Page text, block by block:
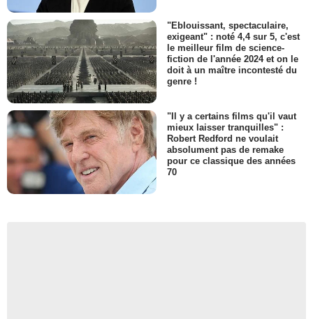
"Eblouissant, spectaculaire,
exigeant" : noté 4,4 sur 5, c'est
le meilleur film de science-
fiction de l'année 2024 et on le
doit à un maître incontesté du
genre !
"Il y a certains films qu'il vaut
mieux laisser tranquilles" :
Robert Redford ne voulait
absolument pas de remake
pour ce classique des années
70